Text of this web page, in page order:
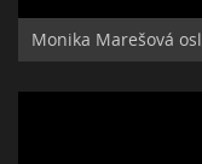
Monika Marešová